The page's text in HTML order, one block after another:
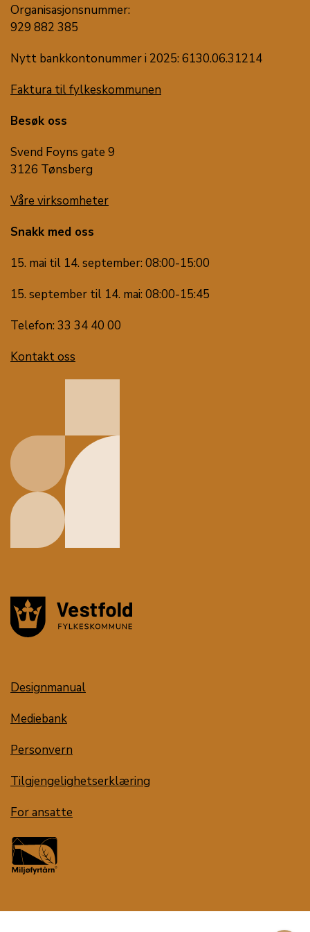
Organisasjonsnummer:
929 882 385
Nytt bankkontonummer i 2025: 6130.06.31214
Faktura til fylkeskommunen
Besøk oss
Svend Foyns gate 9
3126 Tønsberg
Våre virksomheter
Snakk med oss
15. mai til 14. september: 08:00-15:00
15. september til 14. mai: 08:00-15:45
Telefon: 33 34 40 00
Kontakt oss
Designmanual
Mediebank
Personvern
Tilgjengelighetserklæring
For ansatte